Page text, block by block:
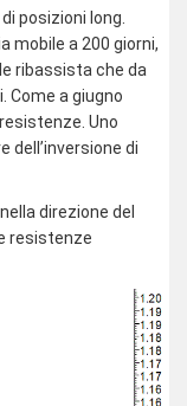
posizioni long.
mobile a 200 giorni,
ribassista che da
Come a giugno
Uno
dell’inversione di
direzione del
resistenze